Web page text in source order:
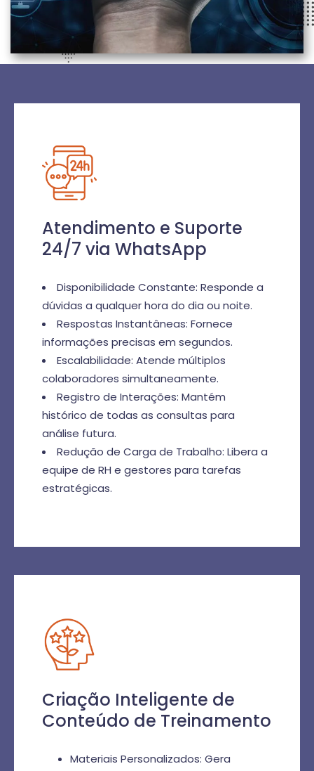
Atendimento e Suporte
24/7 via WhatsApp
Disponibilidade Constante: Responde a
dúvidas a qualquer hora do dia ou noite.
Respostas Instantâneas: Fornece
informações precisas em segundos.
Escalabilidade: Atende múltiplos
colaboradores simultaneamente.
Registro de Interações: Mantém
histórico de todas as consultas para
análise futura.
Redução de Carga de Trabalho: Libera a
equipe de RH e gestores para tarefas
estratégicas.
Criação Inteligente de
Conteúdo de Treinamento
Materiais Personalizados: Gera